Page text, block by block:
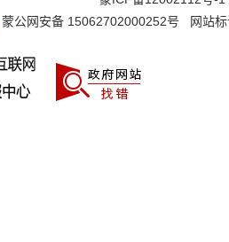
蒙公网安备 15062702000252号 网站